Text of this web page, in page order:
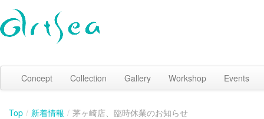
Concept Collection Gallery Workshop Events
Top / 新着情報 / 茅ヶ崎店、臨時休業のお知らせ